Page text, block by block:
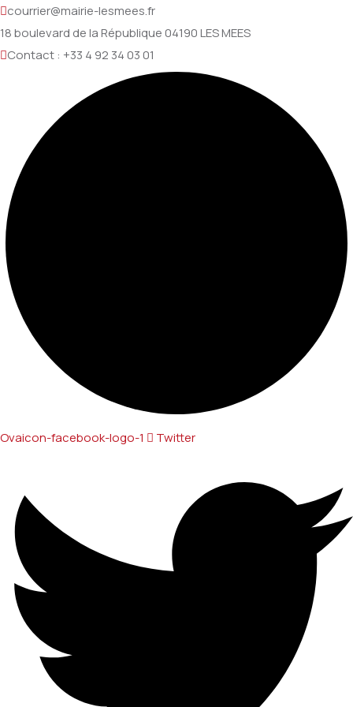
courrier@mairie-lesmees.fr
18 boulevard de la République 04190 LES MEES
Contact : +33 4 92 34 03 01
Ovaicon-facebook-logo-1 Twitter